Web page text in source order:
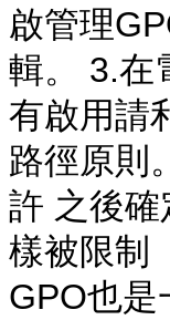
啟管理
輯。 3.
有啟用請
路徑原則
許 之後
樣被限制
GPO也是